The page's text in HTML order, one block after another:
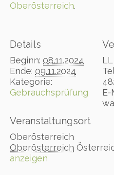
Oberösterreich.
Details
Beginn: 08.11.2024
Ende: 09.11.2024
Kategorie:
Gebrauchsprüfung
Veranstaltungsort
Oberösterreich
Oberösterreich
anzeigen
E-